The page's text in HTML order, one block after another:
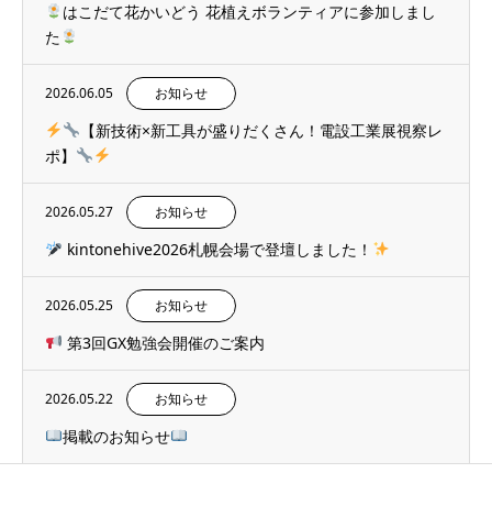
はこだて花かいどう 花植えボランティアに参加しまし
た
2026.06.05 お知らせ
【新技術×新工具が盛りだくさん！電設工業展視察レ
ポ】
2026.05.27 お知らせ
kintonehive2026札幌会場で登壇しました！
2026.05.25 お知らせ
第3回GX勉強会開催のご案内
2026.05.22 お知らせ
掲載のお知らせ